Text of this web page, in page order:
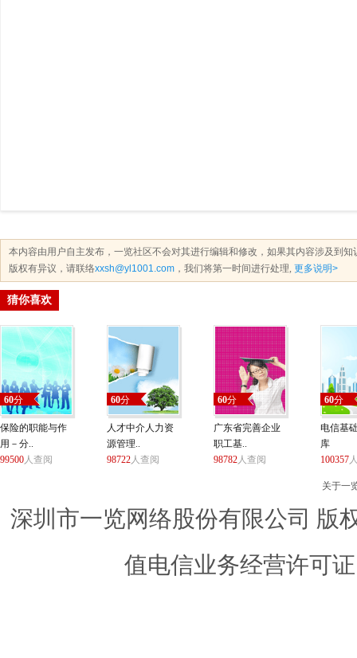
本内容由用户自主发布，一览社区不会对其进行编辑和修改，如果其内容涉及到
版权有异议，请联络xxsh@yl1001.com ，我们将第一时间进行处理, 更多说明>
猜你喜欢
60分
保险的职能与作
用－分..
99500人查阅
60分
人才中介人力资
源管理..
98722人查阅
60分
广东省完善企业
职工基..
98782人查阅
60分
电信基
库
100357
关于一
深圳市一览网络股份有限公司 版
值电信业务经营许可